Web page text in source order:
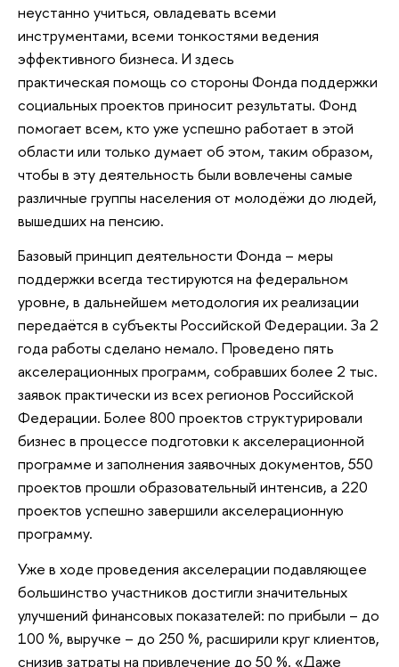
неустанно учиться, овладевать всеми
инструментами, всеми тонкостями ведения
эффективного бизнеса. И здесь
практическая помощь со стороны Фонда поддержки
социальных проектов приносит результаты. Фонд
помогает всем, кто уже успешно работает в этой
области или только думает об этом, таким образом,
чтобы в эту деятельность были вовлечены самые
различные группы населения от молодёжи до людей,
вышедших на пенсию.
Базовый принцип деятельности Фонда – меры
поддержки всегда тестируются на федеральном
уровне, в дальнейшем методология их реализации
передаётся в субъекты Российской Федерации. За 2
года работы сделано немало. Проведено пять
акселерационных программ, собравших более 2 тыс.
заявок практически из всех регионов Российской
Федерации. Более 800 проектов структурировали
бизнес в процессе подготовки к акселерационной
программе и заполнения заявочных документов, 550
проектов прошли образовательный интенсив, а 220
проектов успешно завершили акселерационную
программу.
Уже в ходе проведения акселерации подавляющее
большинство участников достигли значительных
улучшений финансовых показателей: по прибыли – до
100 %, выручке – до 250 %, расширили круг клиентов,
снизив затраты на привлечение до 50 %. «Даже